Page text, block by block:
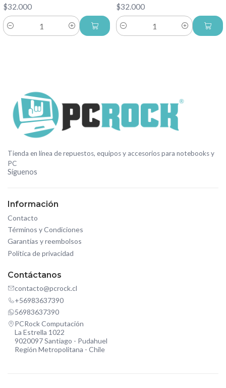
$32.000
Cantidad
$32.000
Cantidad
Tienda en línea de repuestos, equipos y accesorios para notebooks y
PC
Síguenos
Información
Contacto
Términos y Condiciones
Garantías y reembolsos
Política de privacidad
Contáctanos
contacto@pcrock.cl
+56983637390
56983637390
PCRock Computación
La Estrella 1022
9020097 Santiago - Pudahuel
Región Metropolitana - Chile